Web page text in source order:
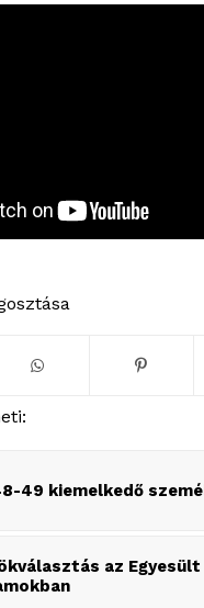
49 kiemelkedő
az Egyesült